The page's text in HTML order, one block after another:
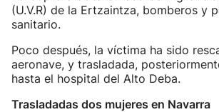
(U.V.R) de la Ertzaintza, bomberos y
sanitario.
Poco después, la víctima ha sido
aeronave, y trasladada,
hasta el hospital del Alto Deba.
Trasladadas dos mujeres en Navarra